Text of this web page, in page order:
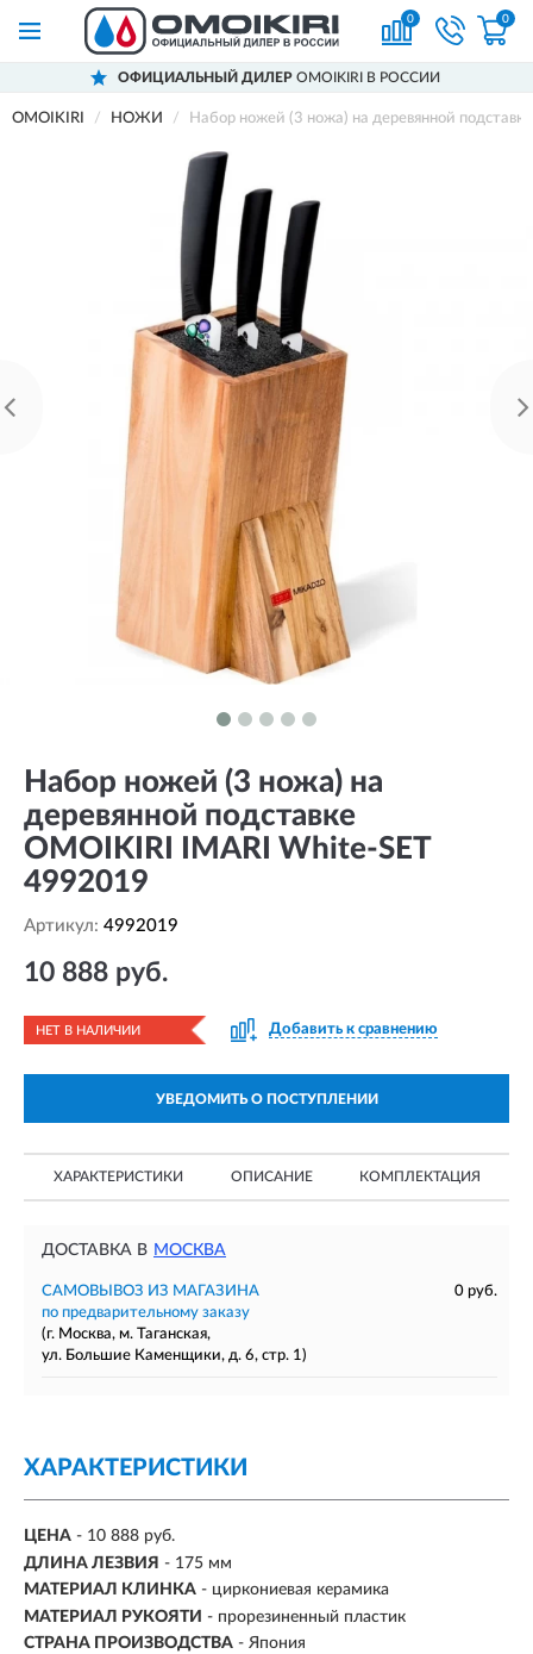
0 0
ОФИЦИАЛЬНЫЙ ДИЛЕР OMOIKIRI В РОССИИ
OMOIKIRI НОЖИ Набор ножей (3 ножа) на деревянной
Набор ножей (3 ножа) на
деревянной подставке
OMOIKIRI IMARI White-SET
4992019
Артикул: 4992019
10 888 руб.
НЕТ В НАЛИЧИИ Добавить к сравнению
УВЕДОМИТЬ О ПОСТУПЛЕНИИ
ХАРАКТЕРИСТИКИ ОПИСАНИЕ КОМПЛЕКТАЦИЯ
ДОСТАВКА В МОСКВА
САМОВЫВОЗ ИЗ МАГАЗИНА
0 руб.
по предварительному заказу
(г. Москва, м. Таганская,
ул. Большие Каменщики, д. 6, стр. 1)
ХАРАКТЕРИСТИКИ
ЦЕНА - 10 888 руб.
ДЛИНА ЛЕЗВИЯ - 175 мм
МАТЕРИАЛ КЛИНКА - циркониевая керамика
МАТЕРИАЛ РУКОЯТИ - прорезиненный пластик
СТРАНА ПРОИЗВОДСТВА - Япония